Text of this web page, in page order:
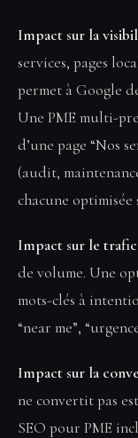
Impact sur la
services, pages
permet à Google
Une PME multi-
d’une page “Nos
(audit,
chacune optimisée
Impact sur le
de volume. Une
mots-clés à
“near me”,
Impact sur la
ne convertit pas
SEO pour PME